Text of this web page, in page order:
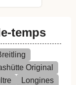
temps
Original
Longines